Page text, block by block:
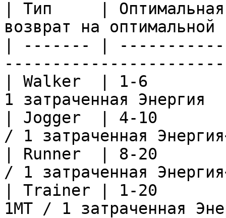
| Тип     |
возврат на
| ------- |
| Walker  | 1-6
1 затраченная
| Jogger  | 4-10
/ 1 затраченная
| Runner  | 8-20
/ 1 затраченная
| Trainer | 1-20
1MT / 1 затраченная